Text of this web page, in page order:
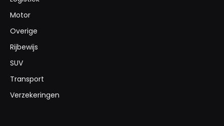
Motor
Overige
Rijbewijs
SUV
Transport
Verzekeringen